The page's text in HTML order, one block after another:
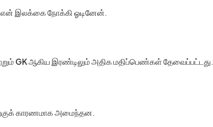
என் இலக்கை நோக்கி ஓடினேன்.
GKஆகிய இரண்டிலும் அதிக மதிப்பெண்கள் தேவைப்பட்டது.
காரணமாக அமைந்தன.